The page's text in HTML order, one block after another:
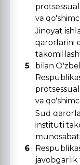
va
5
Jinoyat
qarorlarini
bilan
va
6
Sud
instituti
javobgarlik